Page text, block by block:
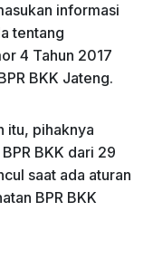
informasi
tentang
4 Tahun 2017
BKK Jateng.
itu, pihaknya
BKK dari 29
saat ada aturan
BPR BKK